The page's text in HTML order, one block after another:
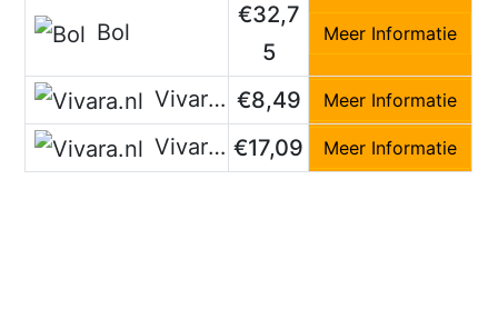
Bol
€32,7
5
Meer Informatie
Vivara.nl €8,49 Meer Informatie
Vivara.nl €17,09 Meer Informatie